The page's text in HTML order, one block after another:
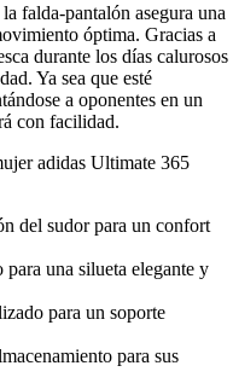
falda-pantalón asegura una
óptima. Gracias a
durante los días calurosos
Ya sea que esté
a oponentes en un
con facilidad.
adidas Ultimate 365
del sudor para un confort
para una silueta elegante y
para un soporte
para sus